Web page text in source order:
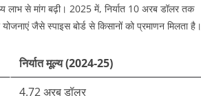
लाभ से मांग बढ़ी। 2025 में, निर्यात 10 अरब डॉलर तक
जैसे स्पाइस बोर्ड से किसानों को प्रमाणन मिलता है।​
निर्यात मूल्य (2024-25)
4.72 अरब डॉलर ​